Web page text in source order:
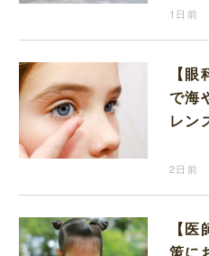
1日前
【
で海
レン
2日前
【
策に